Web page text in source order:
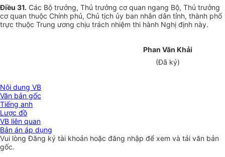
Điều 31. Các Bộ trưởng, Thủ trưởng cơ quan ngang Bộ, Thủ trưởng
cơ quan thuộc Chính phủ, Chủ tịch ủy ban nhân dân tỉnh, thành phố
trực thuộc Trung ương chịu trách nhiệm thi hành Nghị định này.
Phan Văn Khải
(Đã ký)
Nội dung VB
Văn bản gốc
Tiếng anh
Lược đồ
VB liên quan
Bản án áp dụng
Vui lòngĐăng ký tài khoản hoặc đăng nhập để xem và tải văn bản
gốc.